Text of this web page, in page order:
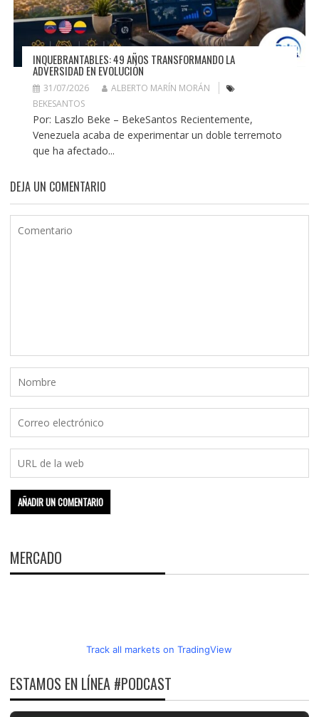
INQUEBRANTABLES: 49 AÑOS TRANSFORMANDO LA
ADVERSIDAD EN EVOLUCIÓN
31/07/2026
ALBERTO MARÍN MORÁN
BEKESANTOS
Por: Laszlo Beke – BekeSantos Recientemente,
Venezuela acaba de experimentar un doble terremoto
que ha afectado...
DEJA UN COMENTARIO
MERCADO
Track all markets on TradingView
ESTAMOS EN LÍNEA #PODCAST